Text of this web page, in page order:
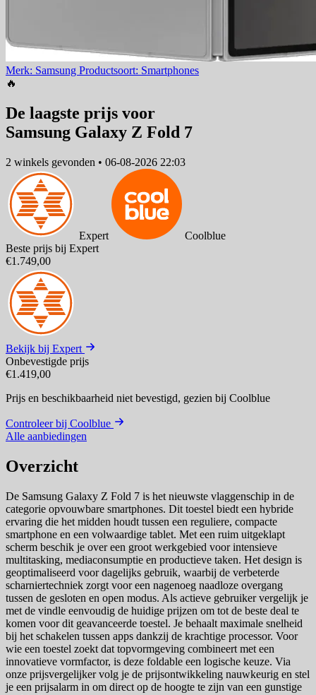
Merk: Samsung Productsoort: Smartphones
🔥
De laagste prijs voor
Samsung Galaxy Z Fold 7
2 winkels gevonden • 06-08-2026 22:03
Expert
Coolblue
Beste prijs bij Expert
€1.749,00
Bekijk bij Expert
Onbevestigde prijs
€1.419,00
Prijs en beschikbaarheid niet bevestigd, gezien bij Coolblue
Controleer bij Coolblue
Alle aanbiedingen
Overzicht
De Samsung Galaxy Z Fold 7 is het nieuwste vlaggenschip in de
categorie opvouwbare smartphones. Dit toestel biedt een hybride
ervaring die het midden houdt tussen een reguliere, compacte
smartphone en een volwaardige tablet. Met een ruim uitgeklapt
scherm beschik je over een groot werkgebied voor intensieve
multitasking, mediaconsumptie en productieve taken. Het design is
geoptimaliseerd voor dagelijks gebruik, waarbij de verbeterde
scharniertechniek zorgt voor een nagenoeg naadloze overgang
tussen de gesloten en open modus. Als actieve gebruiker vergelijk je
met de vindle eenvoudig de huidige prijzen om tot de beste deal te
komen voor dit geavanceerde toestel. Je behaalt maximale snelheid
bij het schakelen tussen apps dankzij de krachtige processor. Voor
wie een toestel zoekt dat topvormgeving combineert met een
innovatieve vormfactor, is deze foldable een logische keuze. Via
onze prijsvergelijker volg je de prijsontwikkeling nauwkeurig en stel
je een prijsalarm in om direct op de hoogte te zijn van een gunstige